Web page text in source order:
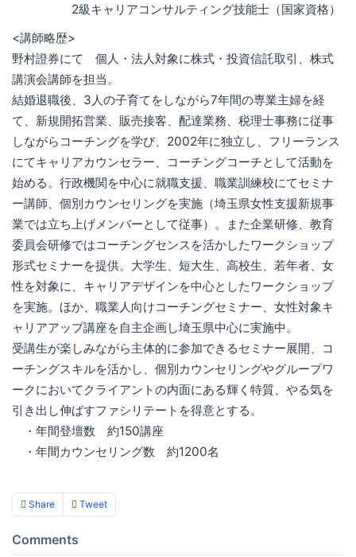
2級キャリアコンサルティング技能士（国家資格）
<講師略歴>
野村證券にて 個人・法人対象に株式・投資信託取引、株式
講演会講師を担当。
結婚退職後、3人の子育てをしながら7年間の専業主婦を経
て、新規開拓営業、販売接客、配達業務、税理士事務に従事
しながらコーチングを学び、2002年に独立し、フリーランス
にてキャリアカウンセラー、コーチングコーチとして活動を
始める。行政機関を中心に就職支援、職業訓練校にてセミナ
ー講師、個別カウンセリングを実施（埼玉県女性支援新規事
業では立ち上げメンバーとして従事）。また企業研修、教育
委員会研修ではコーチングセンスを活かしたワークショップ
形式セミナーを提供。大学生、短大生、高校生、若年者、女
性を対象に、キャリアデザインを中心としたワークショップ
を実施。ほか、職業人向けコーチングセミナー、女性対象キ
ャリアアップ講座を自主企画し埼玉県中心に実施中。
受講生が楽しみながら主体的に参加できるセミナー展開、コ
ーチングスキルを活かし、個別カウンセリングやグループワ
ークにおいてクライアントの内面にある輝く特質、やる気を
引き出し伸ばすファシリテートを得意とする。
・年間登壇数 約150講座
・年間カウンセリング数 約1200名
Share Tweet
Comments